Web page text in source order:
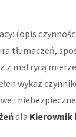
(opis
tłumaczeń,
z matrycą
wykaz
i
dla Kierownik